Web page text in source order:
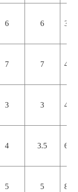
6 6 360
7 7 420
3 3 480
4 3.5 600
5 5 800